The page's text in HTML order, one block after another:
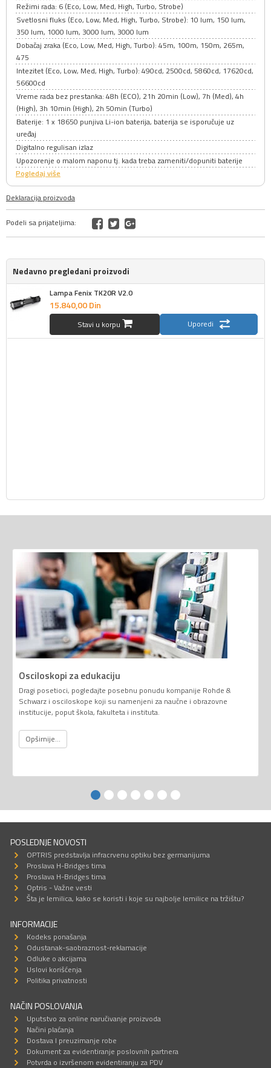
Režimi rada: 6 (Eco, Low, Med, High, Turbo, Strobe)
Svetlosni fluks (Eco, Low, Med, High, Turbo, Strobe): 10 lum, 150 lum,
350 lum, 1000 lum, 3000 lum, 3000 lum
Dobačaj zraka (Eco, Low, Med, High, Turbo): 45m, 100m, 150m, 265m,
475
Intezitet (Eco, Low, Med, High, Turbo): 490cd, 2500cd, 5860cd, 17620cd,
56600cd
Vreme rada bez prestanka: 48h (ECO), 21h 20min (Low), 7h (Med), 4h
(High), 3h 10min (High), 2h 50min (Turbo)
Baterije: 1 x 18650 punjiva Li-ion baterija, baterija se isporučuje uz
uređaj
Digitalno regulisan izlaz
Upozorenje o malom naponu tj. kada treba zameniti/dopuniti baterije
Pogledaj više
Deklaracija proizvoda
Podeli sa prijateljima:
Nedavno pregledani proizvodi
Lampa Fenix TK20R V2.0
15.840,00Din
Stavi u korpu Uporedi
Osciloskopi za edukaciju
Dragi posetioci, pogledajte posebnu ponudu kompanije Rohde &
Schwarz i osciloskope koji su namenjeni za naučne i obrazovne
institucije, poput škola, fakulteta i instituta.
Opširnije...
POSLEDNJE NOVOSTI
OPTRIS predstavlja infracrvenu optiku bez germanijuma
Proslava H-Bridges tima
Proslava H-Bridges tima
Optris - Važne vesti
Šta je lemilica, kako se koristi i koje su najbolje lemilice na tržištu?
INFORMACIJE
Kodeks ponašanja
Odustanak-saobraznost-reklamacije
Odluke o akcijama
Uslovi korišćenja
Politika privatnosti
NAČIN POSLOVANJA
Uputstvo za online naručivanje proizvoda
Načini plaćanja
Dostava I preuzimanje robe
Dokument za evidentiranje poslovnih partnera
Potvrda o izvršenom evidentiranju za PDV